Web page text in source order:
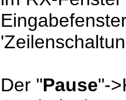
Der "Pause"-